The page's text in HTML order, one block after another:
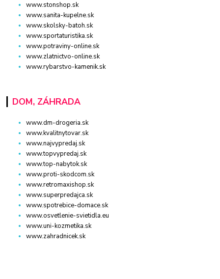
www.stonshop.sk
www.sanita-kupelne.sk
www.skolsky-batoh.sk
www.sportaturistika.sk
www.potraviny-online.sk
www.zlatnictvo-online.sk
www.rybarstvo-kamenik.sk
DOM, ZÁHRADA
www.dm-drogeria.sk
www.kvalitnytovar.sk
www.najvypredaj.sk
www.topvypredaj.sk
www.top-nabytok.sk
www.proti-skodcom.sk
www.retromaxishop.sk
www.superpredajca.sk
www.spotrebice-domace.sk
www.osvetlenie-svietidla.eu
www.uni-kozmetika.sk
www.zahradnicek.sk